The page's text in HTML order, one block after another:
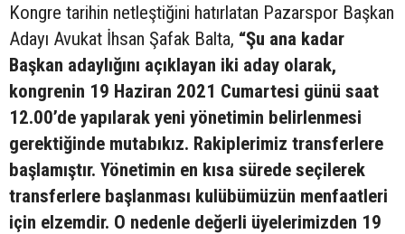
Kongre tarihin netleştiğini hatırlatan Pazarspor Başkan
Adayı Avukat İhsan Şafak Balta, “Şu ana kadar
Başkan adaylığını açıklayan iki aday olarak,
kongrenin 19 Haziran 2021 Cumartesi günü saat
12.00’de yapılarak yeni yönetimin belirlenmesi
gerektiğinde mutabıkız. Rakiplerimiz transferlere
başlamıştır. Yönetimin en kısa sürede seçilerek
transferlere başlanması kulübümüzün menfaatleri
için elzemdir. O nedenle değerli üyelerimizden 19